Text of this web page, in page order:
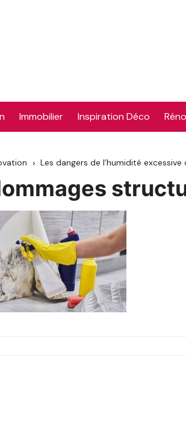
Immobilier Inspiration Déco
Les dangers de l’humidité